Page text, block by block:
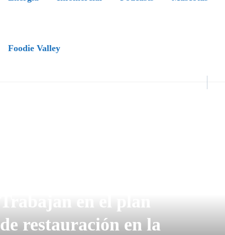
Foodie Valley
Trabajan en el plan
de restauración en la